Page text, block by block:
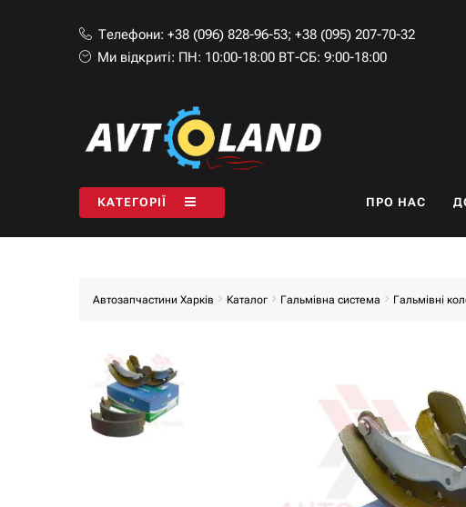
Телефони: +38 (096) 828-96-53; +38 (095) 207-70-32
Ми відкриті: ПН: 10:00-18:00 ВТ-СБ: 9:00-18:00
КАТЕГОРІЇ ПРО НАС
Автозапчастини Харків Каталог Гальмівна система Гальмівні